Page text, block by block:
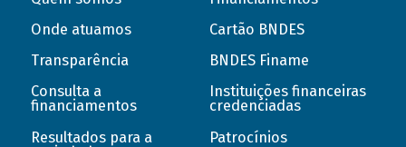
Onde atuamos
Transparência
Consulta a
financiamentos
Resultados para a
Cartão BNDES
BNDES Finame
Instituições financeiras
credenciadas
Patrocínios